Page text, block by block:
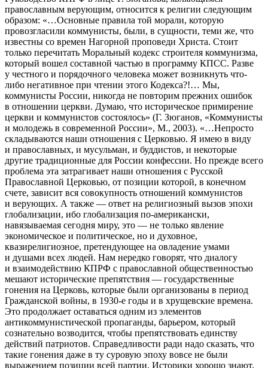
православным верующим, относится к религии следующим
образом: «…Основные правила той морали, которую
провозгласили коммунисты, были, в сущности, теми же, что
известны со времен Нагорной проповеди Христа. Стоит
только перечитать Моральный кодекс строителя коммунизма,
который вошел составной частью в программу КПСС. Разве
у честного и порядочного человека может возникнуть что-
либо негативное при чтении этого Кодекса?!… Мы,
коммунисты России, никогда не повторим прежних ошибок
в отношении церкви. Думаю, что историческое примирение
церкви и коммунистов состоялось» (Г. Зюганов, «Коммунисты
и молодежь в современной России», М., 2003). «…Непросто
складываются наши отношения с Церковью. Я имею в виду
и православных, и мусульман, и буддистов, и некоторые
другие традиционные для России конфессии. Но прежде всего
проблема эта затрагивает наши отношения с Русской
Православной Церковью, от позиции которой, в конечном
счете, зависит вся совокупность отношений коммунистов
и верующих. А также — ответ на религиозный вызов эпохи
глобализации, ибо глобализация по-американски,
навязываемая сегодня миру, это — не только явление
экономическое и политическое, но и духовное,
квазирелигиозное, претендующее на овладение умами
и душами всех людей. Нам нередко говорят, что диалогу
и взаимодействию КПРФ с православной общественностью
мешают исторические препятствия — государственные
гонения на Церковь, которые были организованы в период
Гражданской войны, в 1930-е годы и в хрущевские времена.
Это продолжает оставаться одним из элементов
антикоммунистической пропаганды, барьером, который
сознательно возводится, чтобы препятствовать единству
действий патриотов. Справедливости ради надо сказать, что
такие гонения даже в ту суровую эпоху вовсе не были
выражением позиции всей партии. Историки хорошо знают,